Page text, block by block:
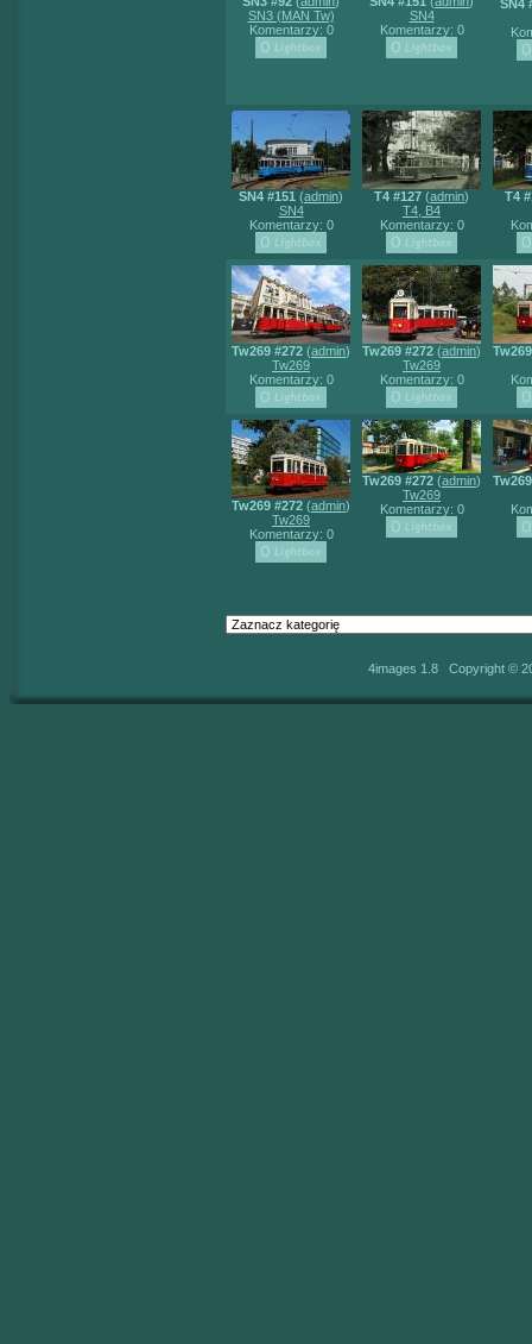
SN3 (MAN Tw)
Komentarzy: 0
SN4
Komentarzy: 0
SN4
SN4 #151 (admin)
SN4
Komentarzy: 0
T4 #127 (admin)
T4, B4
Komentarzy: 0
T4
Tw269 #272 (admin)
Tw269
Komentarzy: 0
Tw269 #272 (admin)
Tw269
Komentarzy: 0
Tw269 #272 (admin)
Tw269
Komentarzy: 0
Tw269 #272 (admin)
Tw269
Komentarzy: 0
4images 1.8 Copyright ©